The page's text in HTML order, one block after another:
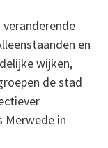
en
wijken,
de stad
Merwede in